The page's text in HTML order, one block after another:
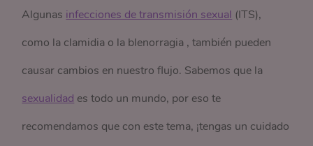
Algunas infecciones de transmisión sexual (ITS),
como la clamidia o la blenorragia , también pueden
causar cambios en nuestro flujo. Sabemos que la
sexualidad es todo un mundo, por eso te
recomendamos que con este tema, ¡tengas un cuidado